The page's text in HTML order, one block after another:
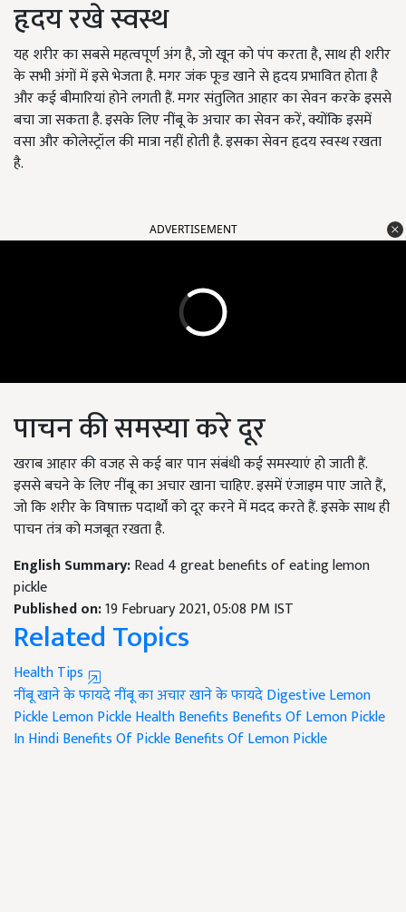
हृदय रखे स्वस्थ
यह शरीर का सबसे महत्वपूर्ण अंग है, जो खून को पंप करता है, साथ ही शरीर
के सभी अंगों में इसे भेजता है. मगर जंक फूड खाने से हृदय प्रभावित होता है
और कई बीमारियां होने लगती हैं. मगर संतुलित आहार का सेवन करके इससे
बचा जा सकता है. इसके लिए नींबू के अचार का सेवन करें, क्योंकि इसमें
वसा और कोलेस्ट्रॉल की मात्रा नहीं होती है. इसका सेवन हृदय स्वस्थ रखता
है.
ADVERTISEMENT
पाचन की समस्या करे दूर
खराब आहार की वजह से कई बार पान संबंधी कई समस्याएं हो जाती हैं.
इससे बचने के लिए नींबू का अचार खाना चाहिए. इसमें एंजाइम पाए जाते हैं,
जो कि शरीर के विषाक्त पदार्थों को दूर करने में मदद करते हैं. इसके साथ ही
पाचन तंत्र को मजबूत रखता है.
English Summary:Read 4 great benefits of eating lemon
pickle
Published on:19 February 2021, 05:08 PM IST
Related Topics
Health Tips
नींबू खाने के फायदेनींबू का अचार खाने के फायदेDigestive Lemon
PickleLemon Pickle Health Benefits Benefits Of Lemon Pickle
In HindiBenefits Of PickleBenefits Of Lemon Pickle